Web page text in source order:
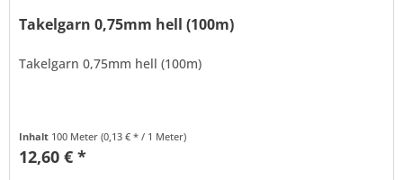
Takelgarn 0,75mm hell (100m)
Takelgarn 0,75mm hell (100m)
Inhalt 100 Meter(0,13 € * / 1 Meter)
12,60 € *